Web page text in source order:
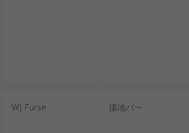
WJ Furse 接地バー